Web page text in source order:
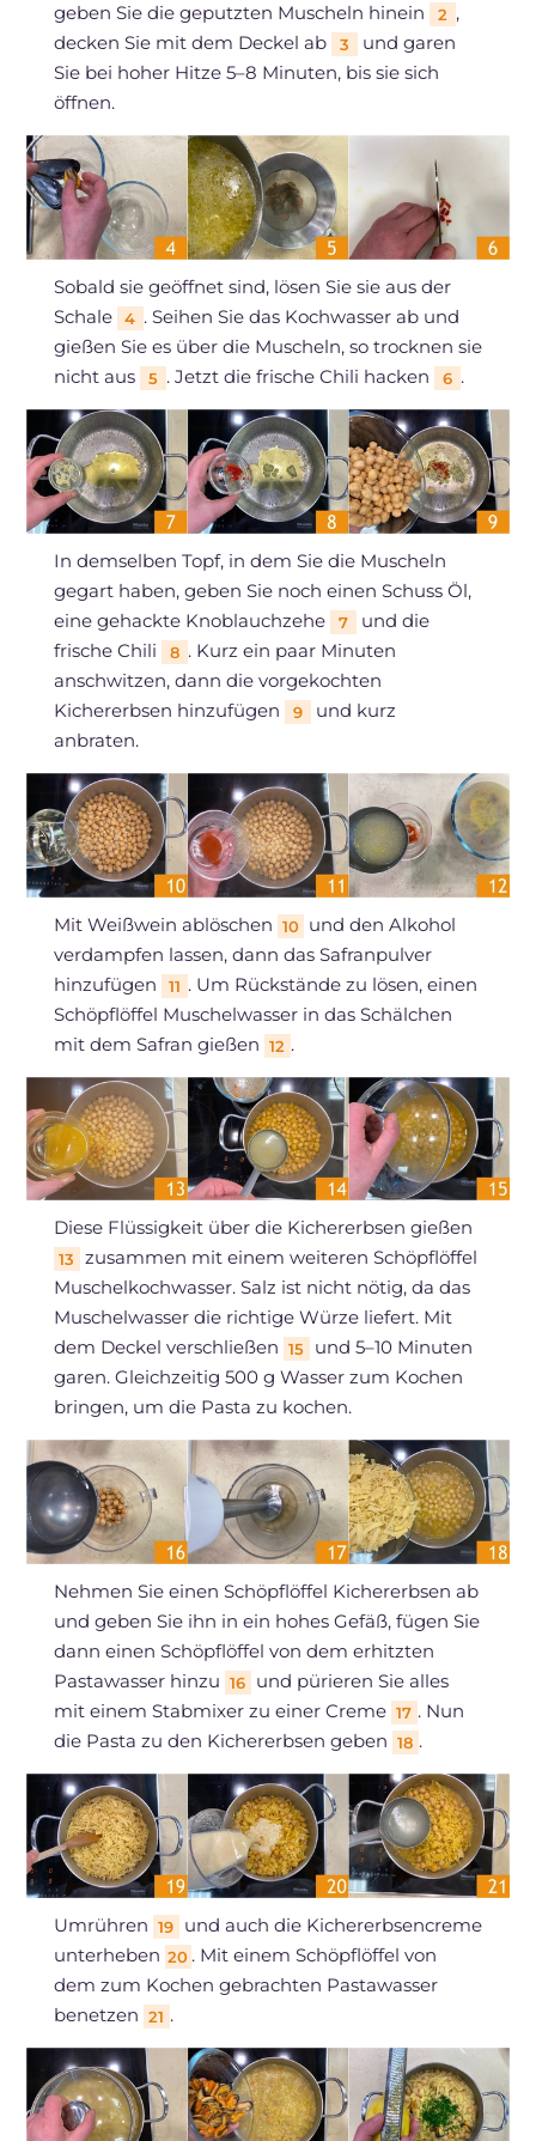
geben Sie die geputzten Muscheln hinein
2 ,
decken Sie mit dem Deckel ab
3
und garen
Sie bei hoher Hitze 5–8 Minuten, bis sie sich
öffnen.
Sobald sie geöffnet sind, lösen Sie sie aus der
Schale
4 . Seihen Sie das Kochwasser ab und
gießen Sie es über die Muscheln, so trocknen sie
nicht aus
5 . Jetzt die frische Chili hacken 6 .
In demselben Topf, in dem Sie die Muscheln
gegart haben, geben Sie noch einen Schuss Öl,
eine gehackte Knoblauchzehe
7
und die
frische Chili
8 . Kurz ein paar Minuten
anschwitzen, dann die vorgekochten
Kichererbsen hinzufügen
9
und kurz
anbraten.
Mit Weißwein ablöschen 10 und den Alkohol
verdampfen lassen, dann das Safranpulver
hinzufügen
11 . Um Rückstände zu lösen, einen
Schöpflöffel Muschelwasser in das Schälchen
mit dem Safran gießen 12 .
Diese Flüssigkeit über die Kichererbsen gießen
13
zusammen mit einem weiteren Schöpflöffel
Muschelkochwasser. Salz ist nicht nötig, da das
Muschelwasser die richtige Würze liefert. Mit
dem Deckel verschließen 15
und 5–10 Minuten
garen. Gleichzeitig 500 g Wasser zum Kochen
bringen, um die Pasta zu kochen.
Nehmen Sie einen Schöpflöffel Kichererbsen ab
und geben Sie ihn in ein hohes Gefäß, fügen Sie
dann einen Schöpflöffel von dem erhitzten
Pastawasser hinzu 16
und pürieren Sie alles
mit einem Stabmixer zu einer Creme 17 . Nun
die Pasta zu den Kichererbsen geben 18 .
Umrühren 19
und auch die Kichererbsencreme
unterheben 20 . Mit einem Schöpflöffel von
dem zum Kochen gebrachten Pastawasser
benetzen 21 .